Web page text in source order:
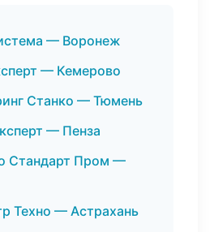
— Воронеж
— Кемерово
Станко — Тюмень
— Пенза
Стандарт Пром —
Техно — Астрахань